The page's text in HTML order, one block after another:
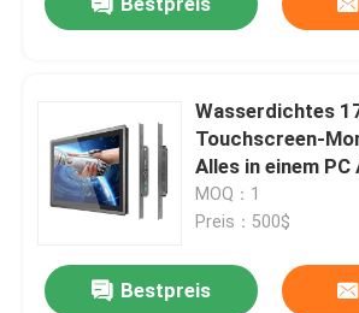
Wasserdichtes
Touchscreen-
Alles in einem
Vibration
MOQ：1
Preis：500$
Bestpreis